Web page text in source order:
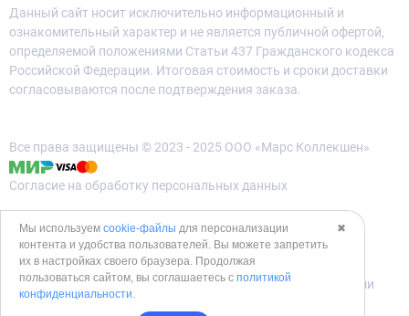
Данный сайт носит исключительно информационный и
ознакомительный характер и не является публичной офертой,
определяемой положениями Статьи 437 Гражданского кодекса
Российской Федерации. Итоговая стоимость и сроки доставки
согласовываются после подтверждения заказа.
Все права защищены © 2023 - 2025 ООО «Марс Коллекшен»
Согласие на обработку персональных данных
Политика использования cookies
Согласие на обработку данных метрическими программами
✖
Мы используем cookie-файлы для персонализации
контента и удобства пользователей. Вы можете запретить
их в настройках своего браузера. Продолжая
пользоваться сайтом, вы соглашаетесь с политикой
конфиденциальности.